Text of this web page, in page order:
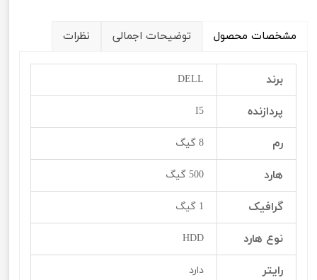
مشخصات محصول توضیحات اجمالی نظرات
برند DELL
پردازنده I5
رم 8 گیگ
هارد 500 گیگ
گرافیک 1 گیگ
نوع هارد HDD
رایتر دارد